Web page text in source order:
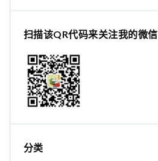
扫描该QR代码来关注我的微信
分类